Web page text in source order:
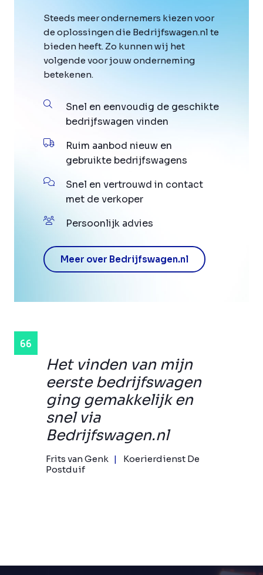
Het vinden van mijn
eerste bedrijfswagen
ging gemakkelijk en
snel via
Bedrijfswagen.nl
Frits van Genk
Koerierdienst De
Postduif
Steeds meer ondernemers kiezen voor
de oplossingen die Bedrijfswagen.nl te
bieden heeft. Zo kunnen wij het
volgende voor jouw onderneming
betekenen.
Snel en eenvoudig de geschikte
bedrijfswagen vinden
Ruim aanbod nieuw en
gebruikte bedrijfswagens
Snel en vertrouwd in contact
met de verkoper
Persoonlijk advies
Meer over Bedrijfswagen.nl